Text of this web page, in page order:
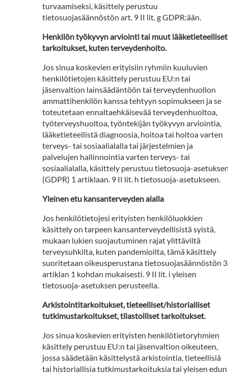
turvaamiseksi, käsittely perustuu
tietosuojasäännöstön art. 9 II lit. g GDPR:ään.
Henkilön työkyvyn arviointi tai muut lääketieteelliset
tarkoitukset, kuten terveydenhoito.
Jos sinua koskevien erityisiin ryhmiin kuuluvien
henkilötietojen käsittely perustuu EU:n tai
jäsenvaltion lainsäädäntöön tai terveydenhuollon
ammattihenkilön kanssa tehtyyn sopimukseen ja se
toteutetaan ennaltaehkäisevää terveydenhuoltoa,
työterveyshuoltoa, työntekijän työkyvyn arviointia,
lääketieteellistä diagnoosia, hoitoa tai hoitoa varten
terveys- tai sosiaalialalla tai järjestelmien ja
palvelujen hallinnointia varten terveys- tai
sosiaalialalla, käsittely perustuu tietosuoja-
(GDPR) 1 artiklaan. 9 II lit. h tietosuoja-asetukseen.
Yleinen etu kansanterveyden alalla
Jos henkilötietojesi erityisten henkilöluokkien
käsittely on tarpeen kansanterveydellisistä syistä,
mukaan lukien suojautuminen rajat ylittäviltä
terveysuhkilta, kuten pandemioilta, tämä käsittely
suoritetaan oikeusperustana tietosuojasäännöstön 3
artiklan 1 kohdan mukaisesti. 9 II lit. i yleisen
tietosuoja-asetuksen perusteella.
Arkistointitarkoitukset, tieteelliset/historialliset
tutkimustarkoitukset, tilastolliset tarkoitukset.
Jos sinua koskevien erityisten henkilötietoryhmien
käsittely perustuu EU:n tai jäsenvaltion oikeuteen,
jossa säädetään käsittelystä arkistointia, tieteellisiä
tai historiallisia tutkimustarkoituksia tai yleisen edun